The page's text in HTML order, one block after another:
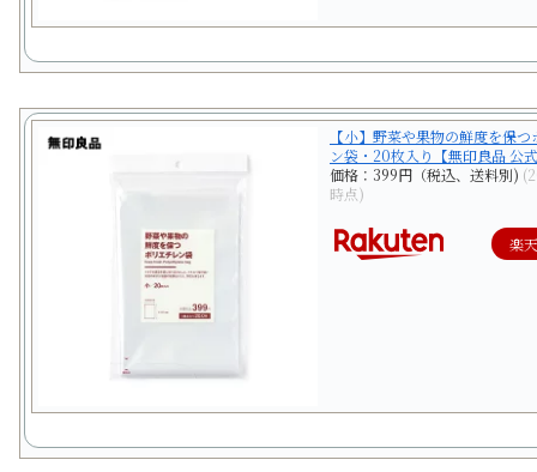
【小】野菜や果物の鮮度を保
ン袋・20枚入り【無印良品 公
価格：399円（税込、送料別)
時点)
楽